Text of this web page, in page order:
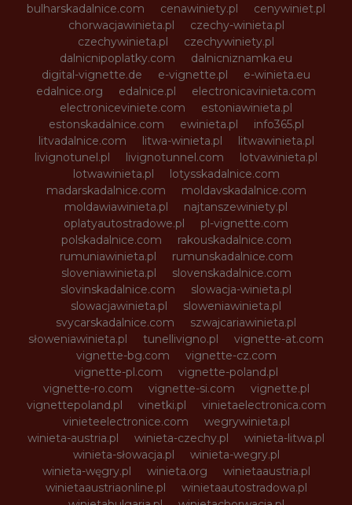
bulharskadalnice.com
cenawiniety.pl
cenywiniet.pl
chorwacjawinieta.pl
czechy-winieta.pl
czechywinieta.pl
czechywiniety.pl
dalnicnipoplatky.com
dalnicniznamka.eu
digital-vignette.de
e-vignette.pl
e-winieta.eu
edalnice.org
edalnice.pl
electronicavinieta.com
electroniceviniete.com
estoniawinieta.pl
estonskadalnice.com
ewinieta.pl
info365.pl
litvadalnice.com
litwa-winieta.pl
litwawinieta.pl
livignotunel.pl
livignotunnel.com
lotvawinieta.pl
lotwawinieta.pl
lotysskadalnice.com
madarskadalnice.com
moldavskadalnice.com
moldawiawinieta.pl
najtanszewiniety.pl
oplatyautostradowe.pl
pl-vignette.com
polskadalnice.com
rakouskadalnice.com
rumuniawinieta.pl
rumunskadalnice.com
sloveniawinieta.pl
slovenskadalnice.com
slovinskadalnice.com
slowacja-winieta.pl
slowacjawinieta.pl
sloweniawinieta.pl
svycarskadalnice.com
szwajcariawinieta.pl
słoweniawinieta.pl
tunellivigno.pl
vignette-at.com
vignette-bg.com
vignette-cz.com
vignette-pl.com
vignette-poland.pl
vignette-ro.com
vignette-si.com
vignette.pl
vignettepoland.pl
vinetki.pl
vinietaelectronica.com
vinieteelectronice.com
wegrywinieta.pl
winieta-austria.pl
winieta-czechy.pl
winieta-litwa.pl
winieta-słowacja.pl
winieta-wegry.pl
winieta-węgry.pl
winieta.org
winietaaustria.pl
winietaaustriaonline.pl
winietaautostradowa.pl